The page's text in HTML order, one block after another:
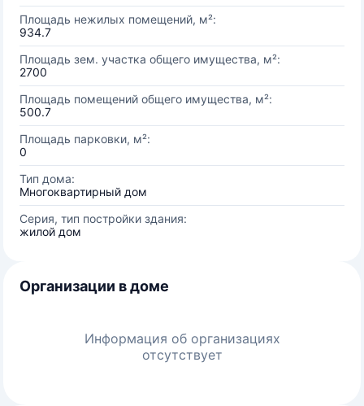
Площадь нежилых помещений, м²:
934.7
Площадь зем. участка общего имущества, м²:
2700
Площадь помещений общего имущества, м²:
500.7
Площадь парковки, м²:
0
Тип дома:
Многоквартирный дом
Серия, тип постройки здания:
жилой дом
Организации в доме
Информация об организациях
отсутствует